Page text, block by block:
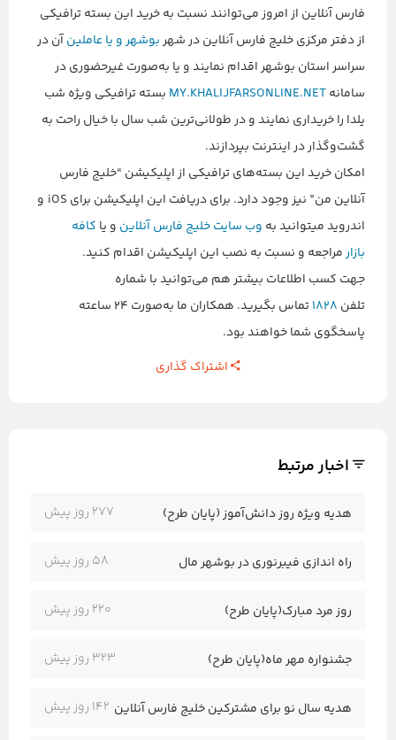
فارس آنلاین از امروز می‌توانند نسبت به خرید این بسته ترافیکی
از دفتر مرکزی خلیج فارس آنلاین در شهربوشهر و یا عاملینآن در
سراسر استان بوشهر اقدام نمایند و یا به‌صورت غیرحضوری در
سامانهMY.KHALIJFARSONLINE.NET بسته ترافیکی ویژه شب
یلدا را خریداری نمایند و در طولانی‌ترین شب سال با خیال راحت به
گشت‌وگذار در اینترنت بپردازند.
امکان خرید این بسته‌های ترافیکی از اپلیکیشن “خلیج‌ فارس‌
آنلاین‌ من” نیز وجود دارد. برای دریافت این اپلیکیشن برای iOS و
اندروید میتوانید به وب سایت خلیج فارس آنلاین و یا کافه
بازارمراجعه و نسبت به نصب این اپلیکیشن اقدام کنید.
جهت کسب اطلاعات بیشتر هم می‌توانید با شماره
تلفن ۱۸۲۸
تماس بگیرید. همکاران ما به‌صورت ۲۴ ساعته
پاسخگوی شما خواهند بود.
اشتراک گذاری
اخبار مرتبط
هدیه ویژه روز دانش‌آموز (پایان طرح) 277 روز پیش
راه اندازی فیبرنوری در بوشهر مال 58 روز پیش
روز مرد مبارک(پایان طرح) 220 روز پیش
جشنواره مهر ماه(پایان طرح) 323 روز پیش
هدیه سال نو برای مشترکین خلیج فارس آنلاین 142 روز پیش